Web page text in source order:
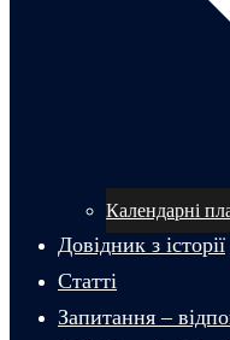
Календарні
Довідник з історії
Статті
Запитання –